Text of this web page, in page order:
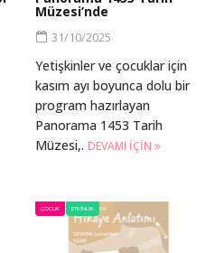
Müzesi’nde
31/10/2025
Yetişkinler ve çocuklar için
kasım ayı boyunca dolu bir
program hazırlayan
Panorama 1453 Tarih
Müzesi,. DEVAMI IÇIN
ÇOCUK ETKINLIK